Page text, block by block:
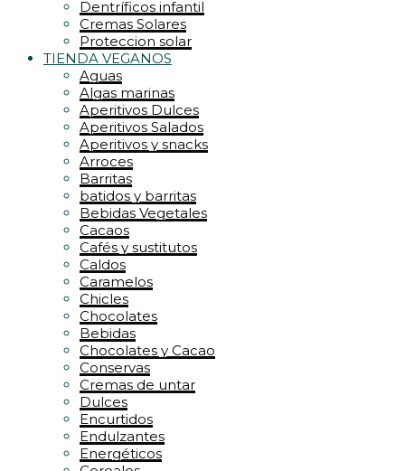
Dentríficos infantil
Cremas Solares
Proteccion solar
TIENDA VEGANOS
Aguas
Algas marinas
Aperitivos Dulces
Aperitivos Salados
Aperitivos y snacks
Arroces
Barritas
batidos y barritas
Bebidas Vegetales
Cacaos
Cafés y sustitutos
Caldos
Caramelos
Chicles
Chocolates
Bebidas
Chocolates y Cacao
Conservas
Cremas de untar
Dulces
Encurtidos
Endulzantes
Energéticos